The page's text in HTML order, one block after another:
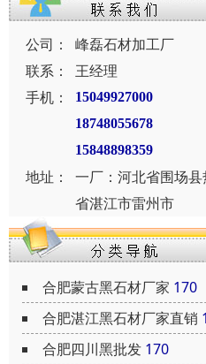
公司：
峰磊石材加工厂
联系：
王经理
手机：
15049927000
18748055678
15848898359
地址：
一厂：河北省围场
省湛江市雷州市
合肥蒙古黑石材厂家 170
合肥湛江黑石材厂家直销
合肥四川黑批发 170